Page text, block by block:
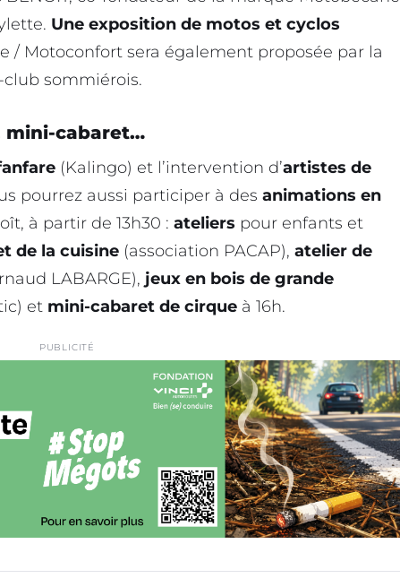
Une exposition de motos et cyclos
/ Motoconfort sera également proposée par la
sommiérois.
mini-cabaret…
(Kalingo) et l’intervention d’artistes de
pourrez aussi participer à des animations en
à partir de 13h30 : ateliers pour enfants et
de la cuisine (association PACAP), atelier de
LABARGE), jeux en bois de grande
et mini-cabaret de cirque à 16h.
PUBLICITÉ